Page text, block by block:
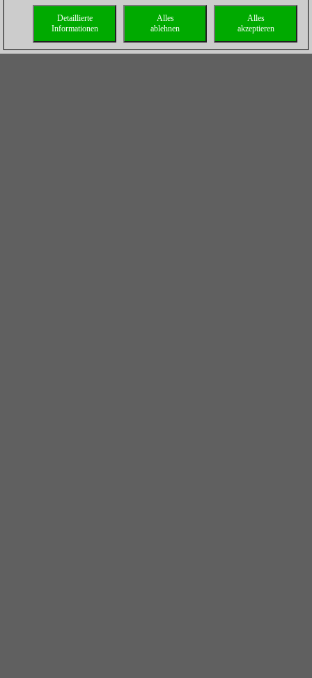
Alles
akzeptieren
Alles
ablehnen
Detaillierte
Informationen